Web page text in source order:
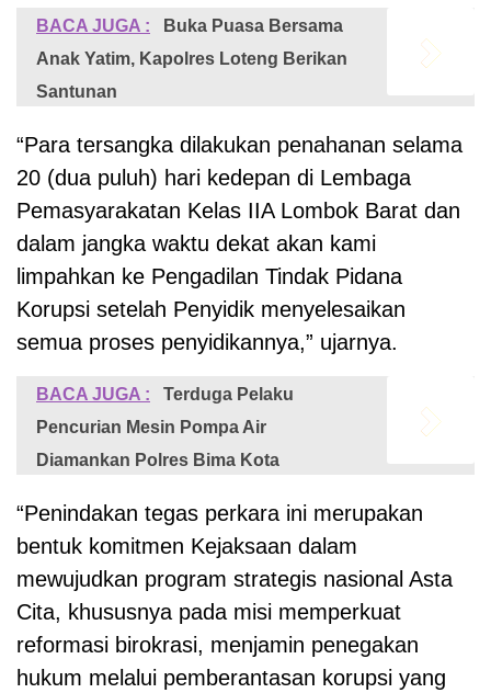
BACA JUGA :
Buka Puasa Bersama
Anak Yatim, Kapolres Loteng Berikan
Santunan
“Para tersangka dilakukan penahanan selama
20 (dua puluh) hari kedepan di Lembaga
Pemasyarakatan Kelas IIA Lombok Barat dan
dalam jangka waktu dekat akan kami
limpahkan ke Pengadilan Tindak Pidana
Korupsi setelah Penyidik menyelesaikan
semua proses penyidikannya,” ujarnya.
BACA JUGA :
Terduga Pelaku
Pencurian Mesin Pompa Air
Diamankan Polres Bima Kota
“Penindakan tegas perkara ini merupakan
bentuk komitmen Kejaksaan dalam
mewujudkan program strategis nasional Asta
Cita, khususnya pada misi memperkuat
reformasi birokrasi, menjamin penegakan
hukum melalui pemberantasan korupsi yang